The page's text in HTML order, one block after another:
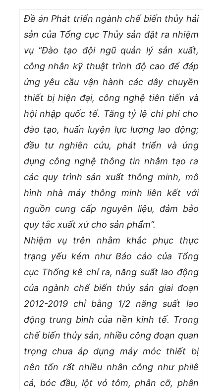
Đề án Phát triển ngành chế biến thủy hải
sản của Tổng cục Thủy sản đặt ra nhiệm
vụ “Đào tạo đội ngũ quản lý sản xuất,
công nhân kỹ thuật trình độ cao để đáp
ứng yêu cầu vận hành các dây chuyền
thiết bị hiện đại, công nghệ tiên tiến và
hội nhập quốc tế. Tăng tỷ lệ chi phí cho
đào tạo, huấn luyện lực lượng lao động;
đầu tư nghiên cứu, phát triển và ứng
dụng công nghệ thông tin nhằm tạo ra
các quy trình sản xuất thông minh, mô
hình nhà máy thông minh liên kết với
nguồn cung cấp nguyên liệu, đảm bảo
quy tắc xuất xứ cho sản phẩm”.
Nhiệm vụ trên nhằm khắc phục thực
trạng yếu kém như Báo cáo của Tổng
cục Thống kê chỉ ra, năng suất lao động
của ngành chế biến thủy sản giai đoạn
2012-2019 chỉ bằng 1/2 năng suất lao
động trung bình của nền kinh tế. Trong
chế biến thủy sản, nhiều công đoạn quan
trọng chưa áp dụng máy móc thiết bị
nên tốn rất nhiều nhân công như philê
cá, bóc đầu, lột vỏ tôm, phân cỡ, phân